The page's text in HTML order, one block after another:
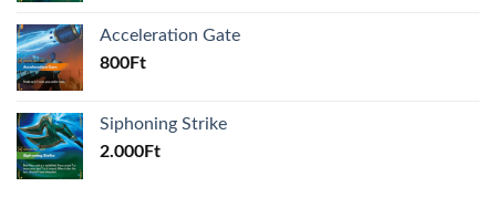
Acceleration Gate
800Ft
Siphoning Strike
2.000Ft